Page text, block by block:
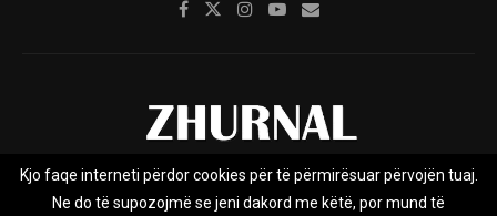
Rreth nesh Impresumi Marketing
Kjo faqe interneti përdor cookies për të përmirësuar përvojën tuaj.
Ne do të supozojmë se jeni dakord me këtë, por mund të